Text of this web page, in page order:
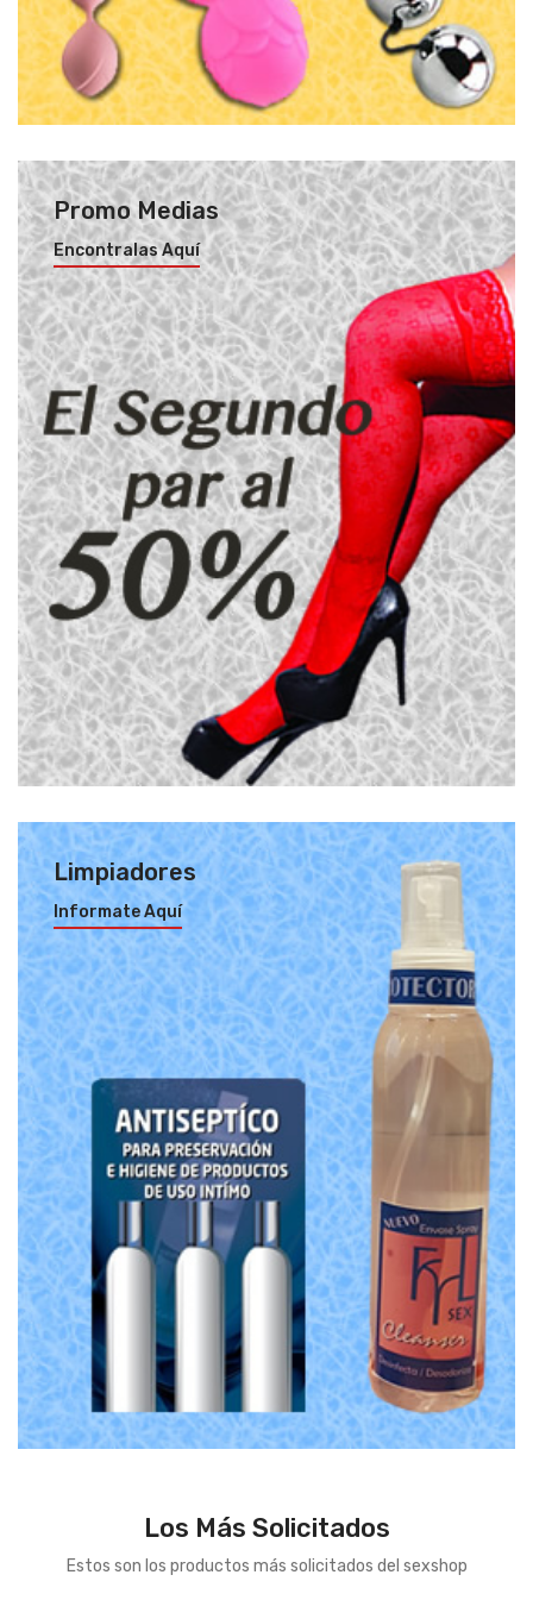
Promo Medias
Encontralas Aquí
Limpiadores
Informate Aquí
Los Más Solicitados
Estos son los productos más solicitados del sexshop